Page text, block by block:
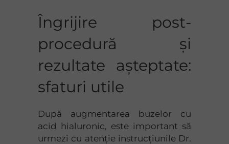
Îngrijire post-
procedură și
rezultate așteptate:
sfaturi utile
După augmentarea buzelor cu
acid hialuronic, este important să
urmezi cu atenție instrucțiunile Dr.